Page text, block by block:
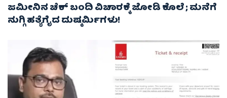
ಜಮೀನಿನ ಚೆಕ್ ಬಂದಿ ವಿಚಾರಕ್ಕೆ ಜೋಡಿ ಕೊಲೆ ; ಮನೆಗೆ
ನುಗ್ಗಿ ಹತ್ಯೆಗೈದ ದುಷ್ಕರ್ಮಿಗಳು!